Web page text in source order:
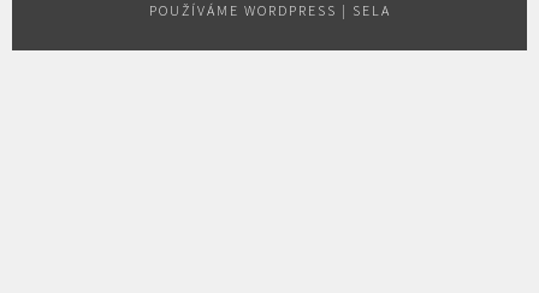
POUŽÍVÁME WORDPRESS | SELA